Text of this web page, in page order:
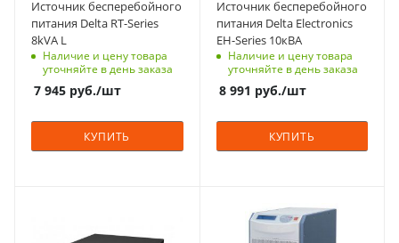
10.9 10.9
1
Технология
On-Line
Автономия
кратковременная
Габариты (ВхШхГ), мм
88.2x440x565
коэффициент
Источник бесперебойного
питания Delta RT-Series
8kVA L
Наличие и цену товара
уточняйте в день заказа
7 945 руб./шт
КУПИТЬ
5 - 95%
КПД, %
до 96%
Диапазон выходного
208-304
Выходная частота, Гц
(ВхШхГ)
200 x 490 x 490
Источник бесперебойного
питания Delta Electronics
EH-Series 10кВА
Наличие и цену товара
уточняйте в день заказа
8 991 руб./шт
КУПИТЬ